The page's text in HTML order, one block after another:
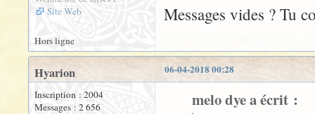
Site Web
Messages vides ? Tu
Hors ligne
06-04-2018 00:28
Hyarion
Inscription : 2004
Messages : 2 656
melo dye a écrit :